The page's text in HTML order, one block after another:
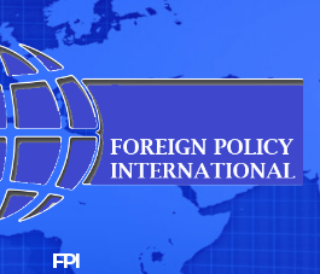
FPI